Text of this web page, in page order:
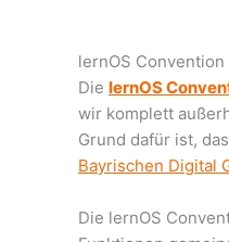
lernOS
Die lernOS
wir komplett
Grund dafür ist,
Bayrischen Digital
Die lernOS